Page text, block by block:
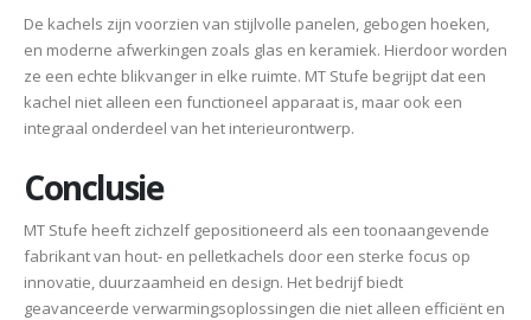
De kachels zijn voorzien van stijlvolle panelen, gebogen hoeken,
en moderne afwerkingen zoals glas en keramiek. Hierdoor worden
ze een echte blikvanger in elke ruimte. MT Stufe begrijpt dat een
kachel niet alleen een functioneel apparaat is, maar ook een
integraal onderdeel van het interieurontwerp.
Conclusie
MT Stufe heeft zichzelf gepositioneerd als een toonaangevende
fabrikant van hout- en pelletkachels door een sterke focus op
innovatie, duurzaamheid en design. Het bedrijf biedt
geavanceerde verwarmingsoplossingen die niet alleen efficiënt en